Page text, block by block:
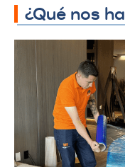
¿Qué nos